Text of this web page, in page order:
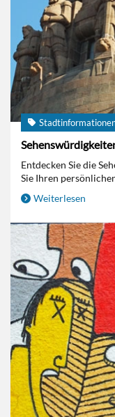
Entdecken Sie die
Sie Ihren
Weiterlesen